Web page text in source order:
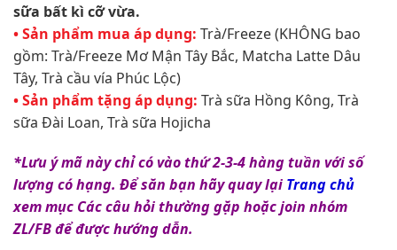
sữa bất kì cỡ vừa.​
• Sản phẩm mua áp dụng: Trà/Freeze (KHÔNG bao
gồm: Trà/Freeze Mơ Mận Tây Bắc, Matcha Latte Dâu
Tây, Trà cầu vía Phúc Lộc)
• Sản phẩm tặng áp dụng: Trà sữa Hồng Kông, Trà
sữa Đài Loan, Trà sữa Hojicha
*Lưu ý mã này chỉ có vào thứ 2-3-4 hàng tuần với số
lượng có hạng. Để săn bạn hãy quay lại Trang chủ
xem mục Các câu hỏi thường gặp hoặc join nhóm
ZL/FB để được hướng dẫn.